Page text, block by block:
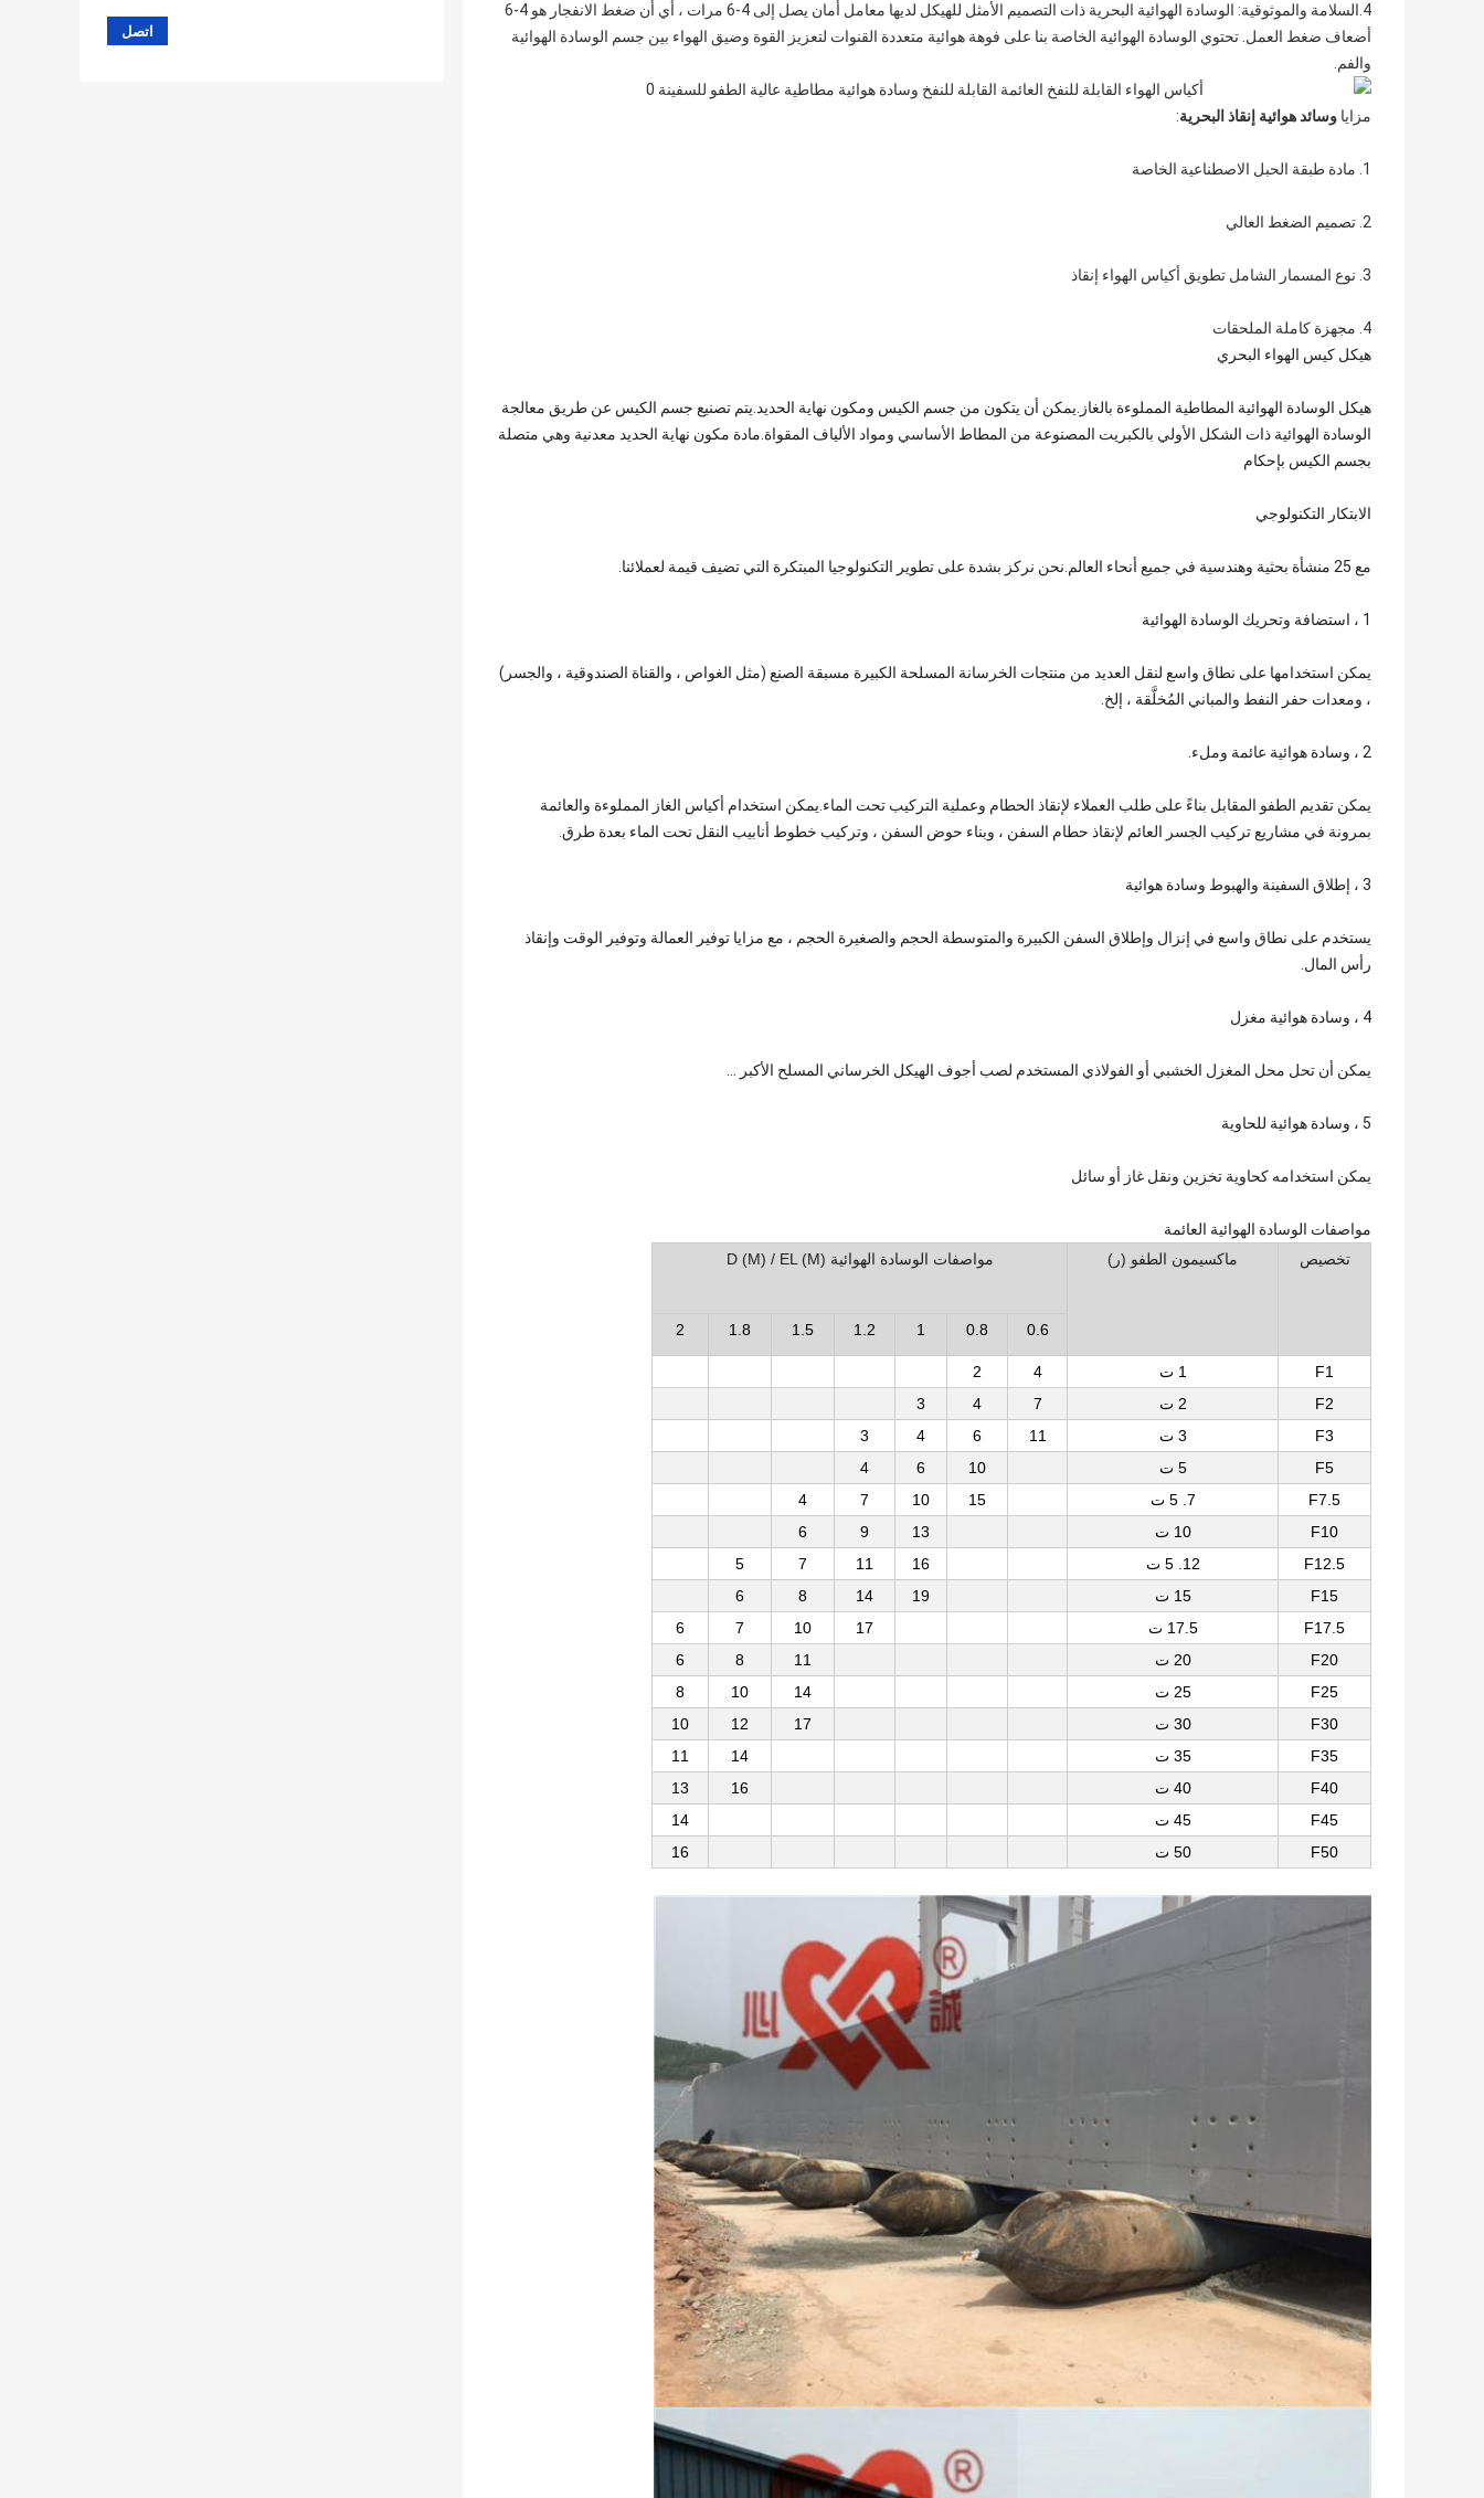
4.السلامة والموثوقية: الوسادة الهوائية البحرية ذات التصميم الأمثل للهيكل لديها معامل أمان يصل إلى 4-6 مرات ، أي أن ضغط الانفجار هو 4-6
أضعاف ضغط العمل. تحتوي الوسادة الهوائية الخاصة بنا على فوهة هوائية متعددة القنوات لتعزيز القوة وضيق الهواء بين جسم الوسادة الهوائية
والفم.
مزايا وسائد هوائية إنقاذ البحرية:
1. مادة طبقة الحبل الاصطناعية الخاصة
2. تصميم الضغط العالي
3. نوع المسمار الشامل تطويق أكياس الهواء إنقاذ
4. مجهزة كاملة الملحقات
هيكل كيس الهواء البحري
هيكل الوسادة الهوائية المطاطية المملوءة بالغاز.يمكن أن يتكون من جسم الكيس ومكون نهاية الحديد.يتم تصنيع جسم الكيس عن طريق معالجة
الوسادة الهوائية ذات الشكل الأولي بالكبريت المصنوعة من المطاط الأساسي ومواد الألياف المقواة.مادة مكون نهاية الحديد معدنية وهي متصلة
بجسم الكيس بإحكام
الابتكار التكنولوجي
مع 25 منشأة بحثية وهندسية في جميع أنحاء العالم.نحن نركز بشدة على تطوير التكنولوجيا المبتكرة التي تضيف قيمة لعملائنا.
1 ، استضافة وتحريك الوسادة الهوائية
يمكن استخدامها على نطاق واسع لنقل العديد من منتجات الخرسانة المسلحة الكبيرة مسبقة الصنع (مثل الغواص ، والقناة الصندوقية ، والجسر)
، ومعدات حفر النفط والمباني المُخلَّقة ، إلخ.
2 ، وسادة هوائية عائمة وملء.
يمكن تقديم الطفو المقابل بناءً على طلب العملاء لإنقاذ الحطام وعملية التركيب تحت الماء.يمكن استخدام أكياس الغاز المملوءة والعائمة
بمرونة في مشاريع تركيب الجسر العائم لإنقاذ حطام السفن ، وبناء حوض السفن ، وتركيب خطوط أنابيب النقل تحت الماء بعدة طرق.
3 ، إطلاق السفينة والهبوط وسادة هوائية
يستخدم على نطاق واسع في إنزال وإطلاق السفن الكبيرة والمتوسطة الحجم والصغيرة الحجم ، مع مزايا توفير العمالة وتوفير الوقت وإنقاذ
رأس المال.
4 ، وسادة هوائية مغزل
يمكن أن تحل محل المغزل الخشبي أو الفولاذي المستخدم لصب أجوف الهيكل الخرساني المسلح الأكبر ...
5 ، وسادة هوائية للحاوية
يمكن استخدامه كحاوية تخزين ونقل غاز أو سائل
مواصفات الوسادة الهوائية العائمة
تخصيص
ماكسيمون الطفو (ر) مواصفات الوسادة الهوائية D (M) / EL (M)
0.6
0.8
1
1.2
1.5
1.8
2
F1 1 ت 4
2
F2
2 ت 7
4
3
F3
3 ت 11
6
4
3
F5
5 ت 10
6
4
F7.5
7. 5 ت 15
10
7
4
F10
10 ت 13
9
6
F12.5
12. 5 ت 16
11
7
5
F15
15 ت 19
14
8
6
F17.5
17.5 ت 17
10
7
6
F20
20 ت 11
8
6
F25
25 ت 14
10
8
F30
30 ت 17
12
10
F35
35 ت 14
11
F40
40 ت 16
13
F45
45 ت
14
F50
50 ت 16